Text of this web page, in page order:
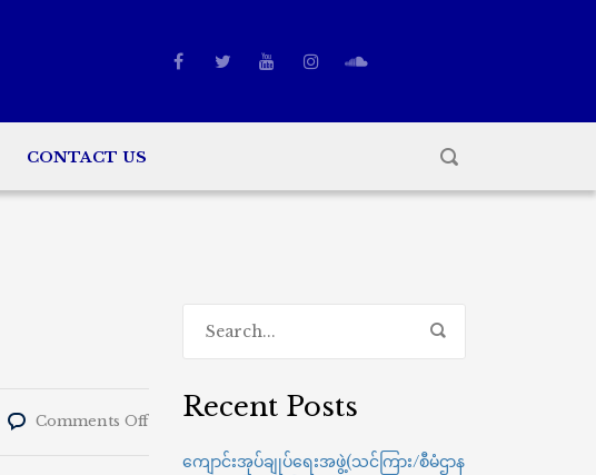
CONTACT US
Comments Offon
ဗစ်-၁၉ကာကွယ်ဆေး
Recent Posts
ကျောင်းအုပ်ချုပ်ရေးအဖွဲ့(သင်ကြား/စီမံဌာန